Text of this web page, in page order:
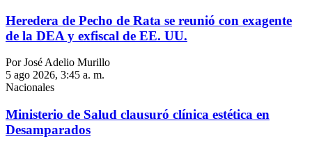
Heredera de Pecho de Rata se reunió con exagente
de la DEA y exfiscal de EE. UU.
Por José Adelio Murillo
5 ago 2026, 3:45 a. m.
Nacionales
Ministerio de Salud clausuró clínica estética en
Desamparados